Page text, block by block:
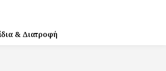
& Διατροφή